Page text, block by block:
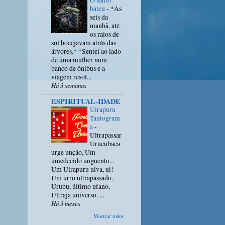
bateu- *Às
seis da
manhã, até
os raios de
sol bocejavam atrás das
árvores.* *Sentei ao lado
de uma mulher num
banco de ônibus e a
viagem resol...
Há 3 semanas
ESPIRITUAL-IDADE
Uirapuru
Tautogram
a-
Ultrapassar
Urucubaca
urge unção, Um
umedecido unguento...
Um Uirapuru uiva, ui!
Um urro ultrapassado.
Urubu, último ufano,
Ultraja universo. ...
Há 3 meses
Mostrar todos